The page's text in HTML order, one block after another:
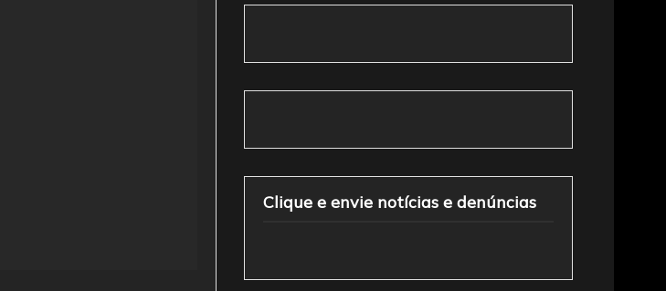
Clique e envie notícias e denúncias